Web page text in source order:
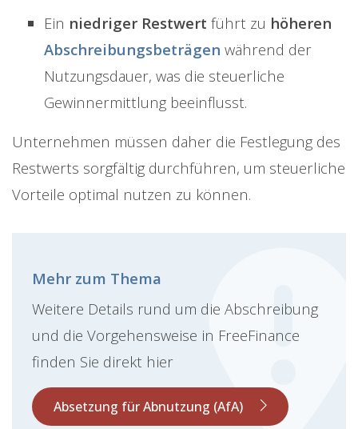
Ein niedriger Restwert führt zu höheren
Abschreibungsbeträgen während der
Nutzungsdauer, was die steuerliche
Gewinnermittlung beeinflusst.
Unternehmen müssen daher die Festlegung des
Restwerts sorgfältig durchführen, um steuerliche
Vorteile optimal nutzen zu können.
Mehr zum Thema
Weitere Details rund um die Abschreibung
und die Vorgehensweise in FreeFinance
finden Sie direkt hier
Absetzung für Abnutzung (AfA)